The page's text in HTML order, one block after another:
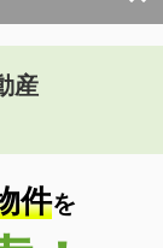
産
件を